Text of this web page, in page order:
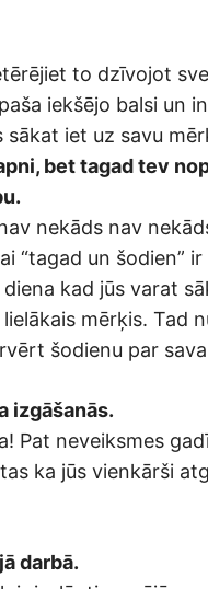
to dzīvojot
iekšējo balsi un
iet uz savu
bet tagad tev
nekāds nav
“tagad un šodien”
kad jūs varat
mērķis. Tad
šodienu par
izgāšanās.
Pat neveiksmes
ka jūs vienkārši
darbā.